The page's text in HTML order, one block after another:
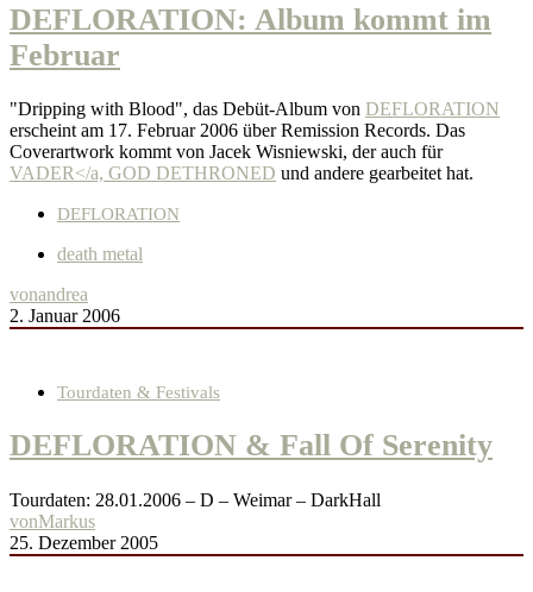
DEFLORATION: Album kommt im
Februar
"Dripping with Blood", das Debüt-Album von DEFLORATION
erscheint am 17. Februar 2006 über Remission Records. Das
Coverartwork kommt von Jacek Wisniewski, der auch für
VADER</a, GOD DETHRONED und andere gearbeitet hat.
DEFLORATION
death metal
vonandrea
2. Januar 2006
Tourdaten & Festivals
DEFLORATION & Fall Of Serenity
Tourdaten: 28.01.2006 – D – Weimar – DarkHall
vonMarkus
25. Dezember 2005